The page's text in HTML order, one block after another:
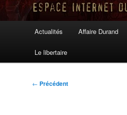
Actualités Affaire Durand
Le libertaire
Navigation
← Précédent